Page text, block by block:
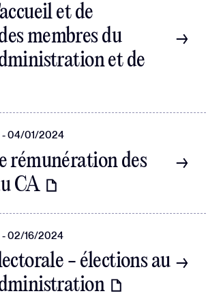
et de
membres du
et de
04/01/2024
rémunération des
CA
02/16/2024
- élections au